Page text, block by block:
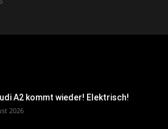
A2 kommt wieder! Elektrisch!
2026